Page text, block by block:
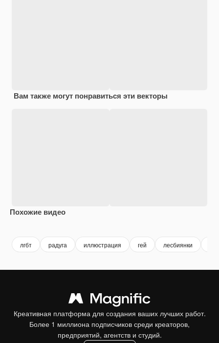
Вам также могут понравиться эти векторы
Похожие видео
лгбт радуга иллюстрация гей лесбиянки
Креативная платформа для создания ваших лучших работ.
Более 1 миллиона подписчиков среди креаторов,
предприятий, агентств и студий.